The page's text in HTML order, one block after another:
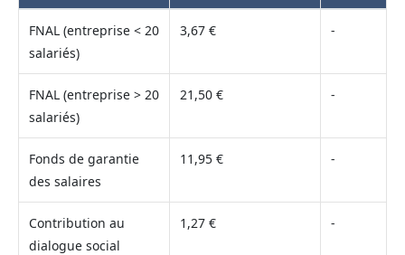
FNAL (entreprise < 20
salariés)
3,67 € -
FNAL (entreprise > 20
salariés)
21,50 € -
Fonds de garantie
des salaires
11,95 € -
Contribution au
dialogue social
1,27 € -